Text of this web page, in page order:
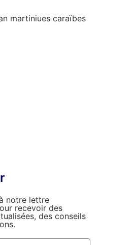
notre lettre
recevoir des
des conseils